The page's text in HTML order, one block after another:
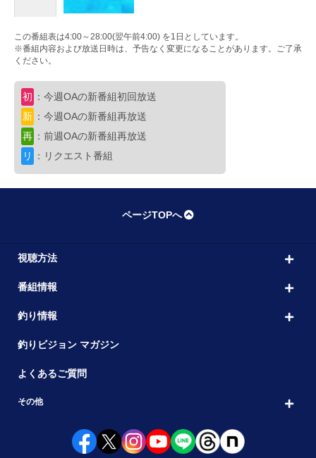
09:00
アユ
鮎2024
出演者： 高橋 祐次
10:00
ランガンパニック
出演者： 吉田 撃 初回放送：2023/06/06
こちら東海です。DX
初回放送：
魚種格闘技戦！
この番組表は4:00～28:00(翌午前4:00) を1日としています。
※番組内容および放送日時は、予告なく変更になることがあります。ご了承
ください。
初 ：今週OAの新番組初回放送
新 ：今週OAの新番組再放送
再 ：前週OAの新番組再放送
リ
：リクエスト番組
ページTOPへ
視聴方法
番組情報
釣り情報
釣りビジョン マガジン
よくあるご質問
その他